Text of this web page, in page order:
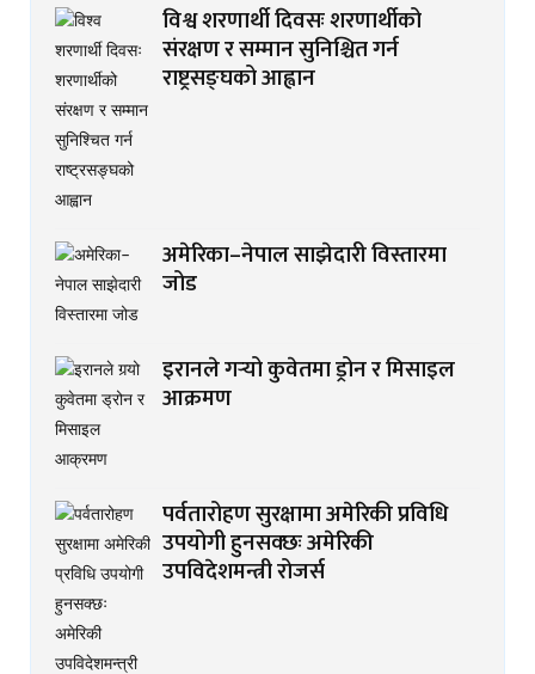
विश्व शरणार्थी दिवसः शरणार्थीको
संरक्षण र सम्मान सुनिश्चित गर्न
राष्ट्रसङ्घको आह्वान
अमेरिका–नेपाल साझेदारी विस्तारमा
जोड
इरानले गर्‍यो कुवेतमा ड्रोन र मिसाइल
आक्रमण
पर्वतारोहण सुरक्षामा अमेरिकी प्रविधि
उपयोगी हुनसक्छः अमेरिकी
उपविदेशमन्त्री रोजर्स